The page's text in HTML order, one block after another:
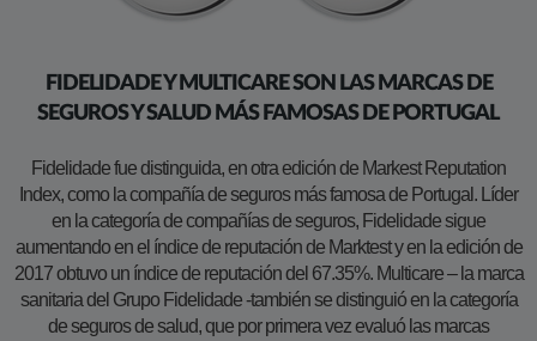
FIDELIDADE Y MULTICARE SON LAS MARCAS DE
SEGUROS Y SALUD MÁS FAMOSAS DE PORTUGAL
Fidelidade fue distinguida, en otra edición de Markest Reputation
Index, como la compañía de seguros más famosa de Portugal. Líder
en la categoría de compañías de seguros, Fidelidade sigue
aumentando en el índice de reputación de Marktest y en la edición de
2017 obtuvo un índice de reputación del 67.35%. Multicare – la marca
sanitaria del Grupo Fidelidade -también se distinguió en la categoría
de seguros de salud, que por primera vez evaluó las marcas